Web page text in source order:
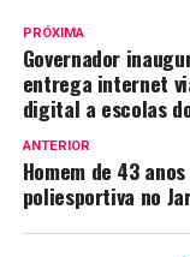
PRÓXIMA
Governador
entrega internet
digital a escolas
ANTERIOR
Homem de 43
poliesportiva no